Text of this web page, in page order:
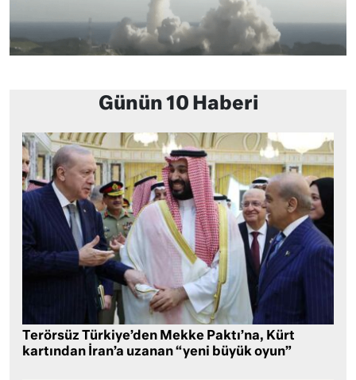
Günün 10 Haberi
Terörsüz Türkiye’den Mekke Paktı’na, Kürt
kartından İran’a uzanan “yeni büyük oyun”